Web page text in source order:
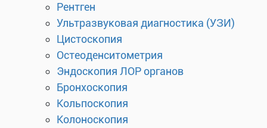
Рентген
Ультразвуковая диагностика (УЗИ)
Цистоскопия
Остеоденситометрия
Эндоскопия ЛОР органов
Бронхоскопия
Кольпоскопия
Колоноскопия